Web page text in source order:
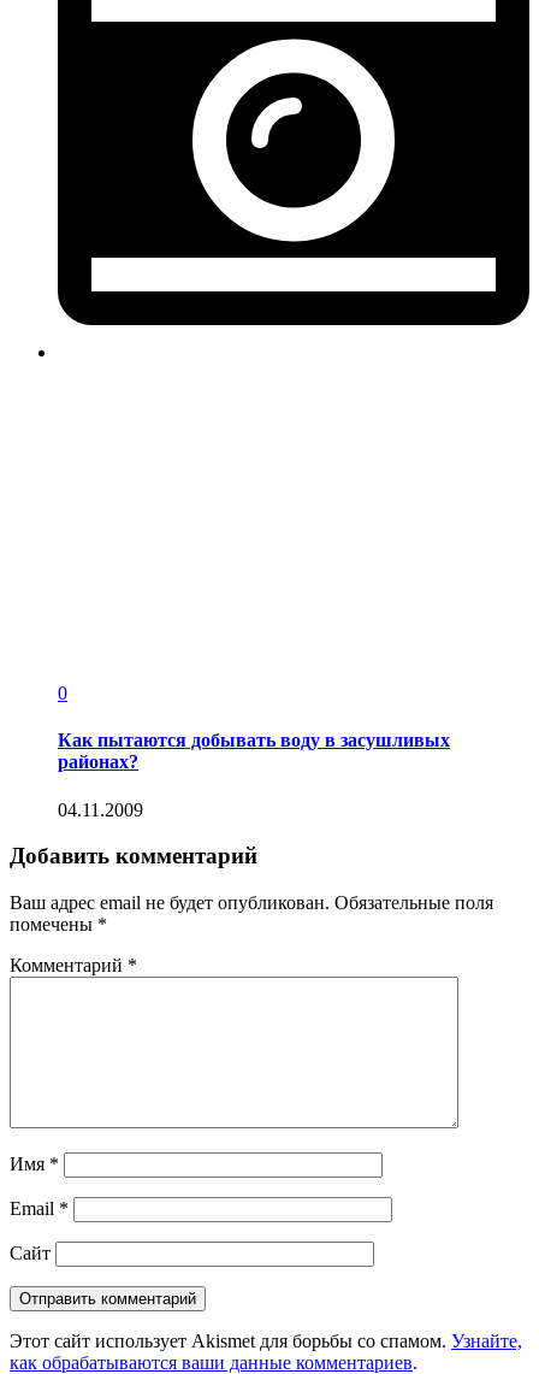
0
Как пытаются добывать воду в засушливых
районах?
04.11.2009
Добавить комментарий
Ваш адрес email не будет опубликован. Обязательные поля
помечены *
Комментарий *
Имя *
Email *
Сайт
Этот сайт использует Akismet для борьбы со спамом. Узнайте,
как обрабатываются ваши данные комментариев.